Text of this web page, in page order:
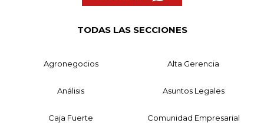
TODAS LAS SECCIONES
Agronegocios Alta Gerencia
Análisis Asuntos Legales
Caja Fuerte Comunidad Empresarial